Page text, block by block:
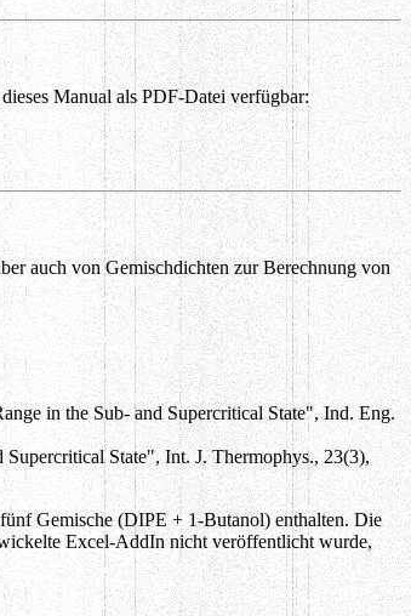
Manual als PDF-Datei verfügbar:
auch von Gemischdichten zur Berechnung von
in the Sub- and Supercritical State", Ind. Eng.
State", Int. J. Thermophys., 23(3),
Gemische (DIPE + 1-Butanol) enthalten. Die
Excel-AddIn nicht veröffentlicht wurde,